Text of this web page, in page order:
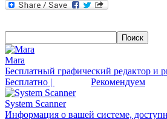
Mara
Бесплатный графический редактор и
Бесплатно |
Рекомендуем
System Scanner
Информация о вашей системе,